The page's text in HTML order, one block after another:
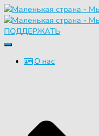
ПОДДЕРЖАТЬ
Переключить
навигациюО нас